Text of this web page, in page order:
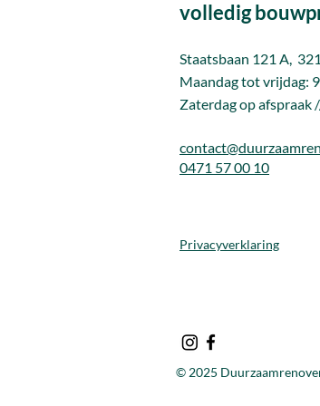
volledig
Staatsbaan 121 A,
Maandag tot vrijdag:
Zaterdag op afspraak
0471 57 00 10
Privacyverklaring
© 2025